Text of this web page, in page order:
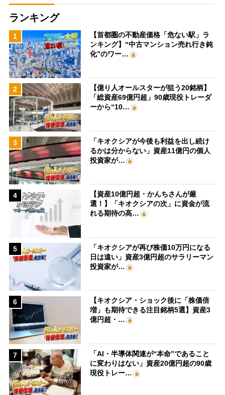
ランキング
1
【首都圏の不動産価格「危ない駅」ラ
ンキング】“中古マンション売れ行き鈍
化”のワー…
2
【億り人オールスターが狙う20銘柄】
「総資産69億円超」90歳現役トレーダ
ーから“10…
3
「キオクシアが今後も利益を出し続け
るかは分からない」資産11億円の個人
投資家が…
4
【資産10億円超・かんちさんが厳
選！】「キオクシアの次」に資金が流
れる期待の高…
5
「キオクシアが再び株価10万円になる
日は遠い」資産3億円超のサラリーマン
投資家が…
6
【キオクシア・ショック後に「株価倍
増」も期待できる注目銘柄5選】資産3
億円超・…
7
「AI・半導体関連が“本命”であること
に変わりはない」資産20億円超の90歳
現役トレー…